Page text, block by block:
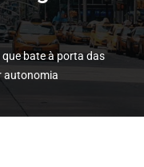
bate à porta das
autonomia